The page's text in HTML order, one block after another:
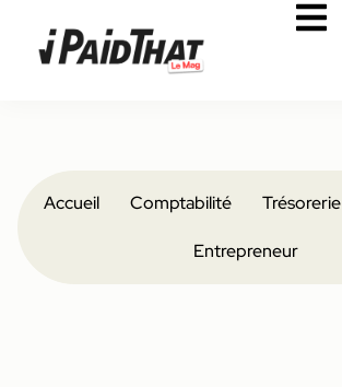
Accueil Comptabilité Trésorerie
Entrepreneur